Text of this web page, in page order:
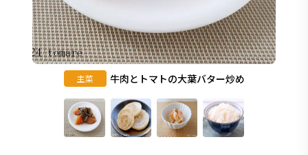
主菜 牛肉とトマトの大葉バター炒め